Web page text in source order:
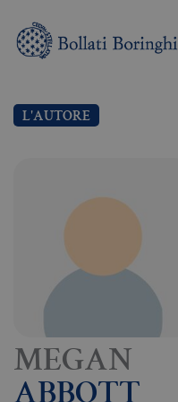
L'AUTORE
MEGAN